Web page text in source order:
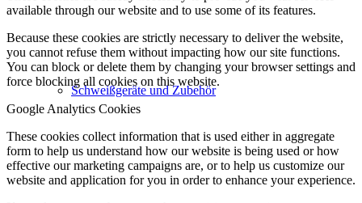
Schweißgeräte und Zubehör
available through our website and to use some of its features.
Because these cookies are strictly necessary to deliver the website,
you cannot refuse them without impacting how our site functions.
You can block or delete them by changing your browser settings and
force blocking all cookies on this website.
Google Analytics Cookies
These cookies collect information that is used either in aggregate
form to help us understand how our website is being used or how
effective our marketing campaigns are, or to help us customize our
website and application for you in order to enhance your experience.